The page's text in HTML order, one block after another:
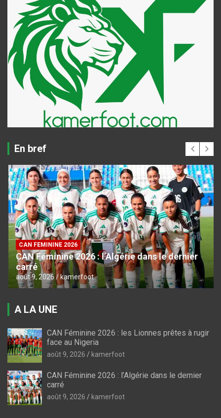
En bref
CAN FEMININE 2026
CAN Féminine 2026 : l’Algérie dans le dernier
carré
août 9, 2026 kamerfoot
A LA UNE
CAN Féminine 2026 : les Lionnes prêtes à rugir
face au Nigeria
août 9, 2026 kamerfoot
CAN Féminine 2026 : l’Algérie dans le dernier
carré
août 9, 2026 kamerfoot